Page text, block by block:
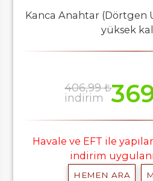
Kanca Anahtar (Dörtgen
yüksek
406,99 ₺
indirim
Havale ve EFT ile
indirim
HEMEN ARA